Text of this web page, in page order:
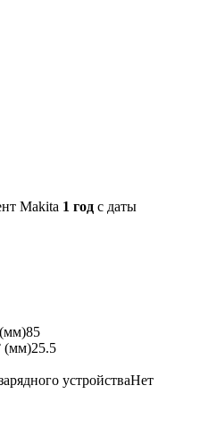
Makita 1 год с даты
85
(мм)25.5
устройстваНет